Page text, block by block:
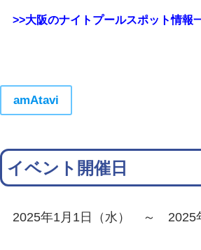
>>大阪のナイトプールスポット情報
amAtavi
イベント開催日
2025年1月1日（水） ～ 2025